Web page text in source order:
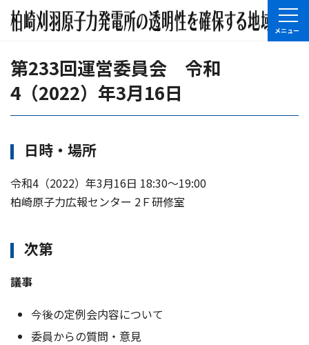
第233回運営委員会 令和
4（2022）年3月16日
日時・場所
令和4（2022）年3月16日 18:30〜19:00
柏崎原子力広報センター 2Ｆ研修室
次第
議事
今後の定例会内容について
委員からの質問・意見